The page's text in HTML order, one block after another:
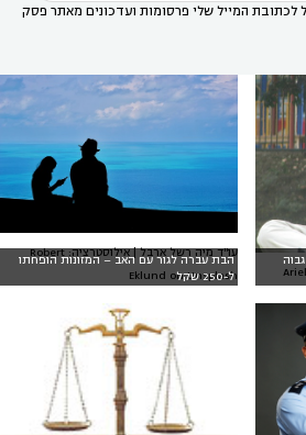
המייל שלי פרסומות ועדכונים מאתר פסק
הבת עברה לגור עם האב – המזונות הופחתו
ל-250 שקל
עו"ד מיה רשל ארבל | אילוסטרציה: Robert
Eklund on Unsplash